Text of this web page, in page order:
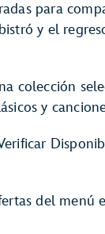
para
y el
colección
y
del menú